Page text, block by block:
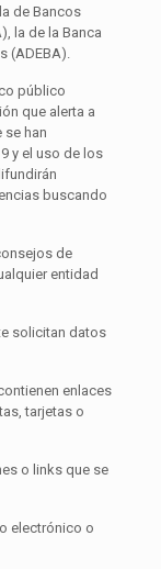
de Bancos
la de la Banca
(ADEBA).
público
que alerta a
han
y el uso de los
buscando
de
entidad
solicitan datos
enlaces
tarjetas o
o links que se
electrónico o